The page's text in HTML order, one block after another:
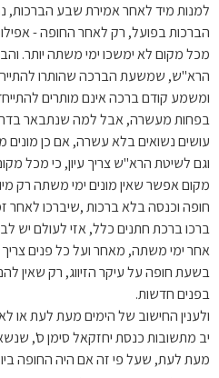
למנות מיד לאחר אמירת שבע הברכות,
הברכות בפועל, רק לאחר החופה -
מכל מקום לא ימשכו ימי משתה יותר.
הרא"ש, שמשעת הברכה שהותרו
ומשמע קודם ברכה אינם מותרים
בפחות מעשרה, אבל למה שנתבאר
עושים נשואים בלא עשרה, אם כן
וגם לשיטת הרא"ש צריך עיון, כי מכל
מקום אפשר שאין מונים ימי משתה רק
חופה וכנסה בלא ברכות ,שיברכו
ברכו ברכת חתנים כלל, אזי לעולם יש
אחר ימי משתה, מאחר ועל כל פנים
בשעת חופה על עיקר הזיווג, רק שאין
בפנים חדשות.
ולענין החישוב של הימים מעת לעת או
יב מתשובות כנסת יחזקאל סימן ס',
מעת לעת, שעל פי זה אם היה החופה